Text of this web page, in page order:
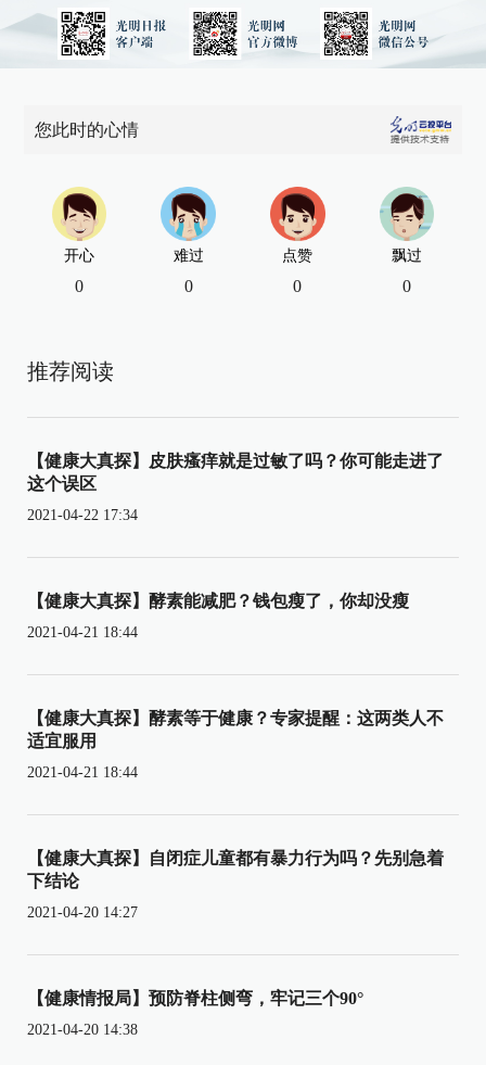
您此时的心情
开心
0
难过
0
点赞
0
飘过
0
推荐阅读
【健康大真探】皮肤瘙痒就是过敏了吗？你可能走进了
这个误区
2021-04-22 17:34
【健康大真探】酵素能减肥？钱包瘦了，你却没瘦
2021-04-21 18:44
【健康大真探】酵素等于健康？专家提醒：这两类人不
适宜服用
2021-04-21 18:44
【健康大真探】自闭症儿童都有暴力行为吗？先别急着
下结论
2021-04-20 14:27
【健康情报局】预防脊柱侧弯，牢记三个90°
2021-04-20 14:38